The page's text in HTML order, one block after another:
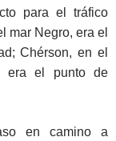
para el tráfico
mar Negro, era el
Chérson, en el
era el punto de
en camino a